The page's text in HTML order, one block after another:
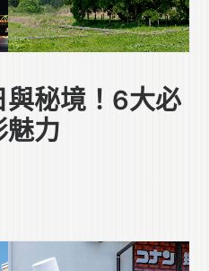
與秘境！6大必
魅力